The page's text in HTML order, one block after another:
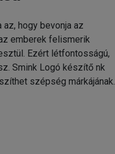
hogy bevonja az
emberek felismerik
Ezért létfontosságú,
Smink Logó készítő nk
szépség márkájának.